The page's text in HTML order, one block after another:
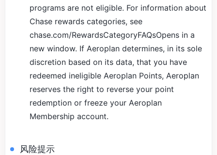
programs are not eligible. For information about
Chase rewards categories, see
chase.com/RewardsCategoryFAQsOpens in a
new window. If Aeroplan determines, in its sole
discretion based on its data, that you have
redeemed ineligible Aeroplan Points, Aeroplan
reserves the right to reverse your point
redemption or freeze your Aeroplan
Membership account.
风险提示